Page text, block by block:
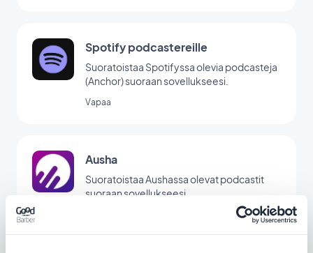
Spotify podcastereille
Suoratoistaa Spotifyssa olevia podcasteja
(Anchor) suoraan sovellukseesi.
Vapaa
Ausha
Suoratoistaa Aushassa olevat podcastit
suoraan sovellukseesi